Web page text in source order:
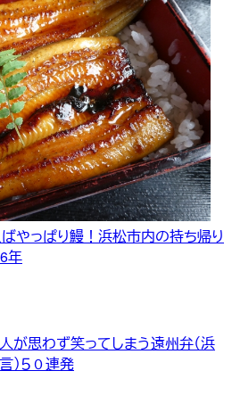
やっぱり鰻！浜松市内の持ち帰り
年
が思わず笑ってしまう遠州弁（浜
）５０連発